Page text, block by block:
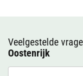
Veelgestelde
Oostenrijk